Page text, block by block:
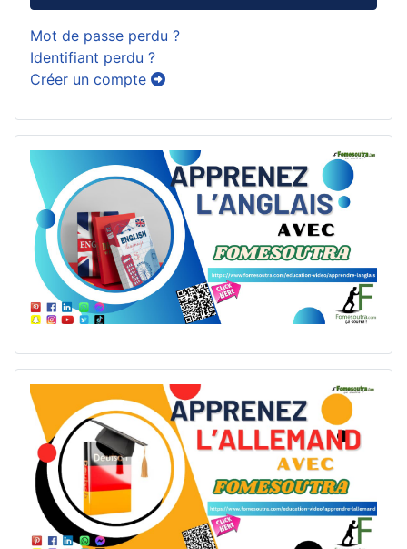
Mot de passe perdu ?
Identifiant perdu ?
Créer un compte